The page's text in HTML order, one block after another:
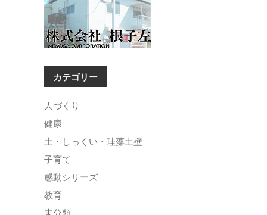
カテゴリー
人づくり
健康
土・しっくい・珪藻土壁
子育て
感動シリーズ
教育
未分類